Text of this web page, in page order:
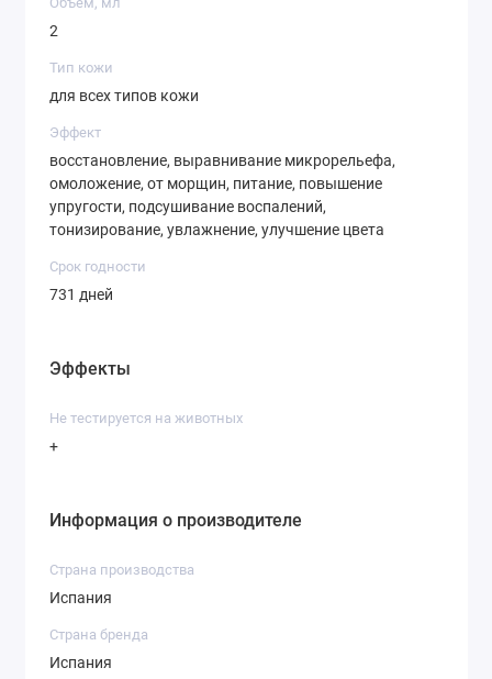
Способ применения:
2
Тип кожи
для всех типов кожи
Эффект
восстановление, выравнивание микрорельефа,
омоложение, от морщин, питание, повышение
упругости, подсушивание воспалений,
тонизирование, увлажнение, улучшение цвета
Срок годности
731 дней
Эффекты
Не тестируется на животных
+
Информация о производителе
Страна производства
Испания
Страна бренда
Испания